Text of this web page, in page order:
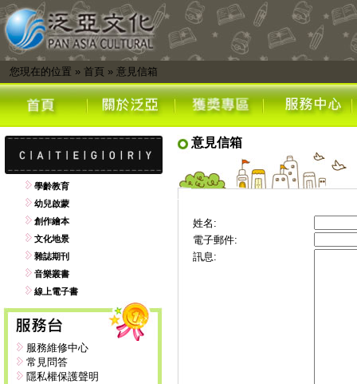
您現在的位置 » 首頁 » 意見信箱
學齡教育
幼兒啟蒙
創作繪本
文化地景
雜誌期刊
音樂叢書
線上電子書
服務維修中心
常見問答
隱私權保護聲明
意見信箱
姓名:
電子郵件:
訊息: